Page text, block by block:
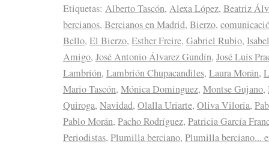
Etiquetas: Alberto Tascón, Alexa López, Beatriz
bercianos, Bercianos en Madrid, Bierzo,
Bello, El Bierzo, Esther Freire, Gabriel Rubio,
Amigo, José Antonio Álvarez Gundín, José Luís
Lambrión, Lambrión Chupacandiles, Laura Morán,
Mario Tascón, Mónica Dominguez, Montse Gujano,
Quiroga, Navidad, Olalla Uriarte, Oliva Viloria,
Pablo Morán, Pacho Rodríguez, Patricia García
Periodistas, Plumilla berciano, Plumilla berciano...